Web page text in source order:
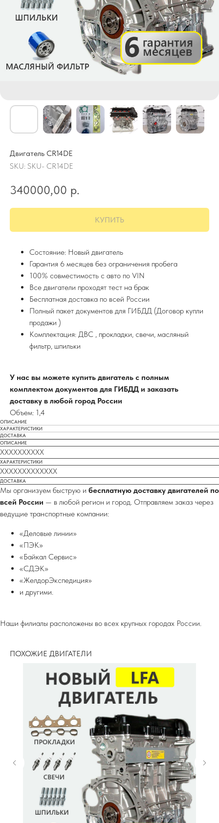
Двигатель CR14DE
SKU: SKU- CR14DE
340000,00 р.
КУПИТЬ
Состояние: Новый двигатель
Гарантия 6 месяцев без ограничения пробега
100% совместимость с авто по VIN
Все двигатели проходят тест на брак
Бесплатная доставка по всей России
Полный пакет документов для ГИБДД (Договор купли
продажи )
Комплектация: ДВС , прокладки, свечи, масляный
фильтр, шпильки
У нас вы можете купить двигатель с полным
комплектом документов для ГИБДД и заказать
доставку в любой город России
Объем: 1,4
ОПИСАНИЕ
ХАРАКТЕРИСТИКИ
ДОСТАВКА
ОПИСАНИЕ
XXXXXXXXXX
ХАРАКТЕРИСТИКИ
XXXXXXXXXXXXX
ДОСТАВКА
Мы организуем быструю и бесплатную доставку двигателей по
всей России — в любой регион и город. Отправляем заказ через
ведущие транспортные компании:
«Деловые линии»
«ПЭК»
«Байкал Сервис»
«СДЭК»
«ЖелдорЭкспедиция»
и другими.
Наши филиалы расположены во всех крупных городах России.
ПОХОЖИЕ ДВИГАТЕЛИ